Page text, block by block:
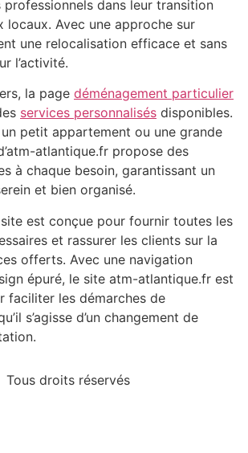
dans leur transition
locaux. Avec une approche sur
une relocalisation efficace et sans
l’activité.
la page déménagement particulier
services personnalisés disponibles.
petit appartement ou une grande
atlantique.fr propose des
à chaque besoin, garantissant un
et bien organisé.
est conçue pour fournir toutes les
et rassurer les clients sur la
offerts. Avec une navigation
épuré, le site atm-atlantique.fr est
faciliter les démarches de
s’agisse d’un changement de
Tous droits réservés